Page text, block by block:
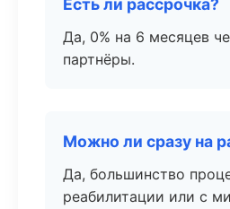
Есть ли рассрочка?
Да, 0% на 6 месяцев
партнёры.
Можно ли сразу на
Да, большинство
реабилитации или с